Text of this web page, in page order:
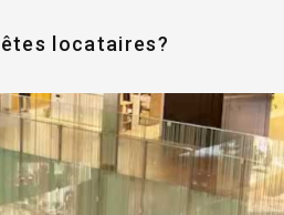
locataires?